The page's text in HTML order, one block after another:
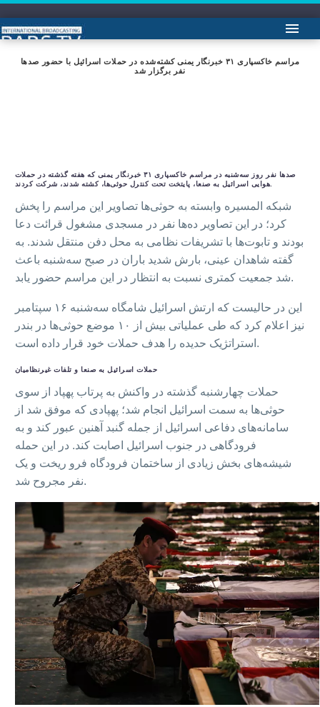
مراسم خاکسپاری ۳۱ خبرنگار یمنی کشته‌شده در حملات اسرائیل با حضور صدها
نفر برگزار شد
صدها نفر روز سه‌شنبه در مراسم خاکسپاری ۳۱ خبرنگار یمنی که هفته گذشته در حملات
شبکه المسیره وابسته به حوثی‌ها تصاویر این مراسم را پخش
کرد؛ در این تصاویر ده‌ها نفر در مسجدی مشغول قرائت دعا
بودند و تابوت‌ها با تشریفات نظامی به محل دفن منتقل شدند. به
گفته شاهدان عینی، بارش شدید باران در صبح سه‌شنبه باعث
شد جمعیت کمتری نسبت به انتظار در این مراسم حضور یابد.
این در حالیست که ارتش اسرائیل شامگاه سه‌شنبه ۱۶ سپتامبر
نیز اعلام کرد که طی عملیاتی بیش از ۱۰ موضع حوثی‌ها در بندر
استراتژیک حدیده را هدف حملات خود قرار داده است.
حملات اسرائیل به صنعا و تلفات غیرنظامیان
حملات چهارشنبه گذشته در واکنش به پرتاب پهپاد از سوی
حوثی‌ها به سمت اسرائیل انجام شد؛ پهپادی که موفق شد از
سامانه‌های دفاعی اسرائیل از جمله گنبد آهنین عبور کند و به
فرودگاهی در جنوب اسرائیل اصابت کند. در این حمله
شیشه‌های بخش زیادی از ساختمان فرودگاه فرو ریخت و یک
نفر مجروح شد.